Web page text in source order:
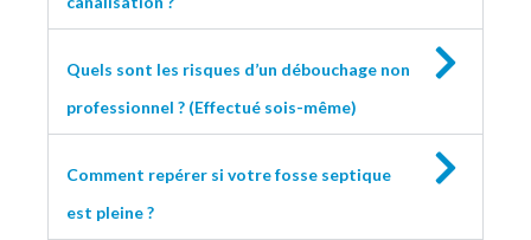
Quels sont les risques d’un débouchage non
professionnel ? (Effectué sois-même)
Comment repérer si votre fosse septique
est pleine ?